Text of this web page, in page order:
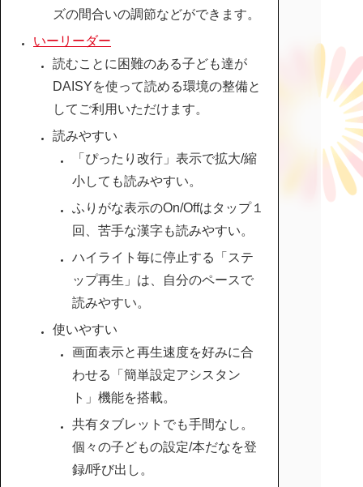
ズの間合いの調節などができます。
いーリーダー
読むことに困難のある子ども達が
DAISYを使って読める環境の整備と
してご利用いただけます。
読みやすい
「ぴったり改行」表示で拡大/縮
小しても読みやすい。
ふりがな表示のOn/Offはタップ１
回、苦手な漢字も読みやすい。
ハイライト毎に停止する「ステ
ップ再生」は、自分のペースで
読みやすい。
使いやすい
画面表示と再生速度を好みに合
わせる「簡単設定アシスタン
ト」機能を搭載。
共有タブレットでも手間なし。
個々の子どもの設定/本だなを登
録/呼び出し。